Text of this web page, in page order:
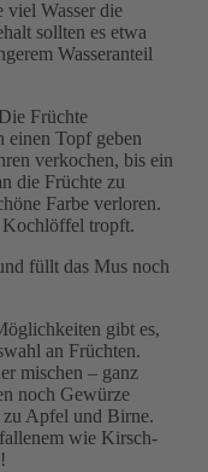
viel Wasser die
sollten es etwa
Wasseranteil
Früchte
einen Topf geben
verkochen, bis ein
die Früchte zu
Farbe verloren.
Kochlöffel tropft.
füllt das Mus noch
gibt es,
an Früchten.
mischen – ganz
noch Gewürze
zu Apfel und Birne.
wie Kirsch-